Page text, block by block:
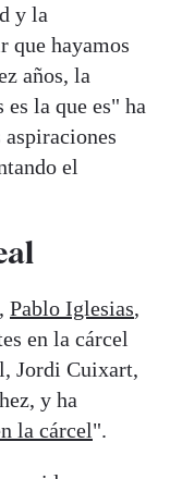
y la
que hayamos
años, la
la que es" ha
el
Pablo Iglesias,
en la cárcel
Jordi Cuixart,
y ha
la cárcel".